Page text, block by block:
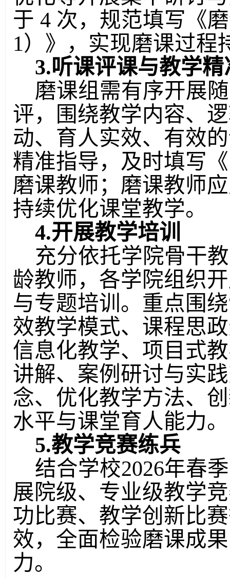
于 4 次，规范填写《
1）》，实现磨课过程
3.听课评课与教学
磨课组 需有序开展
评，围绕教学内容、
动、育人实效、有效
精准指导，及时填写《
磨课教师；磨课教师
持续优化课堂教学。
4.开展教学培训
充分依托学院骨干
龄教师，各学院组织
与专题培训。重点围绕
效教学模式、课程思
信息化教学、项目式
讲解、案例研讨与实
念、优化教学方法、
水平与课堂育人能力。
5.教学竞赛练兵
结合学校2026年春
展院级、专业级教学
功比赛、教学创新比
效，全面检验磨课成
力。